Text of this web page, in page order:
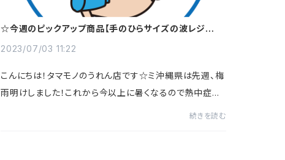
☆今週のピックアップ商品【手のひらサイズの波レジンミ
2023/07/03 11:22
こんにちは！タマモノのうれん店です☆ミ沖縄県は先週、梅
雨明けしました！これから今以上に暑くなるので熱中症予
続きを読む